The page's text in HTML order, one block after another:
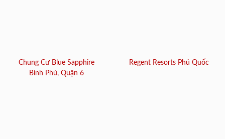
Chung Cư Blue Sapphire
Bình Phú, Quận 6
Regent Resorts Phú Quốc